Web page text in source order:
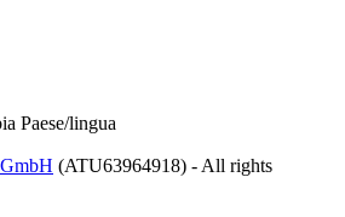
Paese/lingua
(ATU63964918) - All rights